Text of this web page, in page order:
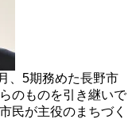
、5期務めた長野市
のものを引き継いで
民が主役のまちづく